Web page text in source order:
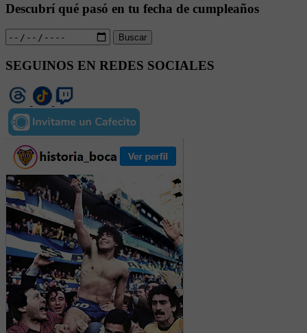
Descubrí qué pasó en tu fecha de cumpleaños
Buscar
SEGUINOS EN REDES SOCIALES